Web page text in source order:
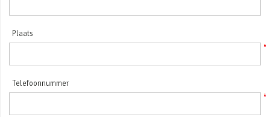
Plaats
Telefoonnummer